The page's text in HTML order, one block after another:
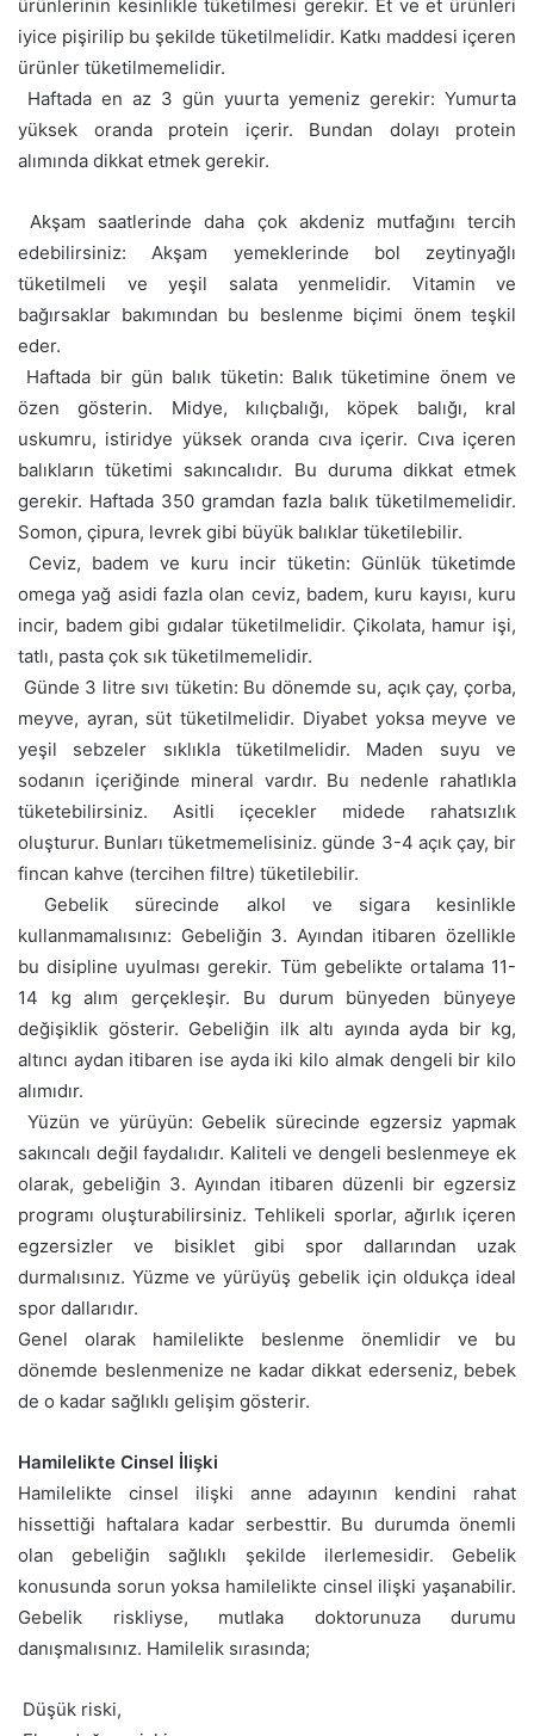
ürünlerinin kesinlikle tüketilmesi gerekir. Et ve et ürünleri
iyice pişirilip bu şekilde tüketilmelidir. Katkı maddesi içeren
ürünler tüketilmemelidir.
 Haftada en az 3 gün yuurta yemeniz gerekir: Yumurta
yüksek oranda protein içerir. Bundan dolayı protein
alımında dikkat etmek gerekir.
 Akşam saatlerinde daha çok akdeniz mutfağını tercih
edebilirsiniz: Akşam yemeklerinde bol zeytinyağlı
tüketilmeli ve yeşil salata yenmelidir. Vitamin ve
bağırsaklar bakımından bu beslenme biçimi önem teşkil
eder.
 Haftada bir gün balık tüketin: Balık tüketimine önem ve
özen gösterin. Midye, kılıçbalığı, köpek balığı, kral
uskumru, istiridye yüksek oranda cıva içerir. Cıva içeren
balıkların tüketimi sakıncalıdır. Bu duruma dikkat etmek
gerekir. Haftada 350 gramdan fazla balık tüketilmemelidir.
Somon, çipura, levrek gibi büyük balıklar tüketilebilir.
 Ceviz, badem ve kuru incir tüketin: Günlük tüketimde
omega yağ asidi fazla olan ceviz, badem, kuru kayısı, kuru
incir, badem gibi gıdalar tüketilmelidir. Çikolata, hamur işi,
tatlı, pasta çok sık tüketilmemelidir.
 Günde 3 litre sıvı tüketin: Bu dönemde su, açık çay, çorba,
meyve, ayran, süt tüketilmelidir. Diyabet yoksa meyve ve
yeşil sebzeler sıklıkla tüketilmelidir. Maden suyu ve
sodanın içeriğinde mineral vardır. Bu nedenle rahatlıkla
tüketebilirsiniz. Asitli içecekler midede rahatsızlık
oluşturur. Bunları tüketmemelisiniz. günde 3-4 açık çay, bir
fincan kahve (tercihen filtre) tüketilebilir.
 Gebelik sürecinde alkol ve sigara kesinlikle
kullanmamalısınız: Gebeliğin 3. Ayından itibaren özellikle
bu disipline uyulması gerekir. Tüm gebelikte ortalama 11-
14 kg alım gerçekleşir. Bu durum bünyeden bünyeye
değişiklik gösterir. Gebeliğin ilk altı ayında ayda bir kg,
altıncı aydan itibaren ise ayda iki kilo almak dengeli bir kilo
alımıdır.
 Yüzün ve yürüyün: Gebelik sürecinde egzersiz yapmak
sakıncalı değil faydalıdır. Kaliteli ve dengeli beslenmeye ek
olarak, gebeliğin 3. Ayından itibaren düzenli bir egzersiz
programı oluşturabilirsiniz. Tehlikeli sporlar, ağırlık içeren
egzersizler ve bisiklet gibi spor dallarından uzak
durmalısınız. Yüzme ve yürüyüş gebelik için oldukça ideal
spor dallarıdır.
Genel olarak hamilelikte beslenme önemlidir ve bu
dönemde beslenmenize ne kadar dikkat ederseniz, bebek
de o kadar sağlıklı gelişim gösterir.
Hamilelikte Cinsel İlişki
Hamilelikte cinsel ilişki anne adayının kendini rahat
hissettiği haftalara kadar serbesttir. Bu durumda önemli
olan gebeliğin sağlıklı şekilde ilerlemesidir. Gebelik
konusunda sorun yoksa hamilelikte cinsel ilişki yaşanabilir.
Gebelik riskliyse, mutlaka doktorunuza durumu
danışmalısınız. Hamilelik sırasında;
 Düşük riski,